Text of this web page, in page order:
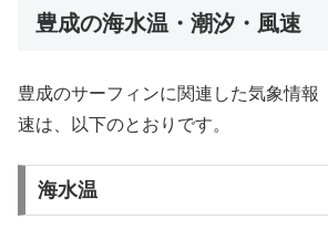
豊成の海水温・潮汐・風速
豊成のサーフィンに関連した気象情報
速は、以下のとおりです。
海水温